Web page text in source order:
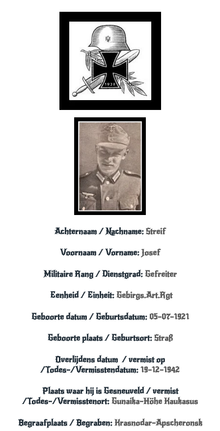
Achternaam / Nachname:Streif
Voornaam / Vorname:Josef
Militaire Rang / Dienstgrad:Gefreiter
Eenheid / Einheit:Gebirgs.Art.Rgt
Geboorte datum / Geburtsdatum:05-07-1921
Geboorte plaats / Geburtsort:Straß
Overlijdens datum /vermistop
/Todes-/Vermisstendatum:19-12-1942
Plaats waar hij is Gesneuveld/ vermist
/Todes-/Vermisstenort:Gunaika-Höhe Kaukasus
Begraafplaats / Begraben:Krasnodar-Apscheronsk